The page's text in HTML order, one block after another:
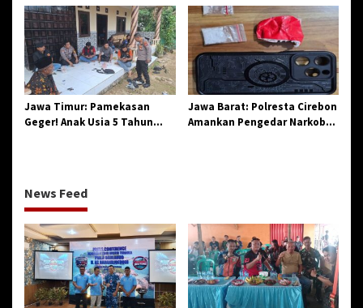
Penegasan Integritas
Aparatur Pendidikan dan
Birokrasi
Sinergi dan Pelestarian
Sejarah
Jawa Timur: Pamekasan
Geger! Anak Usia 5 Tahun
Jawa Barat: Polresta Cirebon
Amankan Pengedar Narkoba
News Feed